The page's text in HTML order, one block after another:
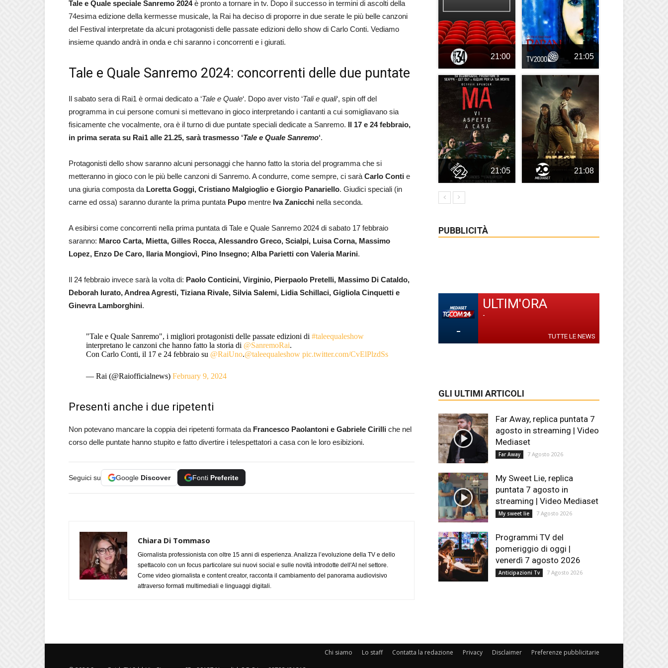
Tale e Quale speciale Sanremo 2024è pronto a tornare in tv. Dopo il successo in termini di ascolti della
74esima edizione della kermesse musicale, la Rai ha deciso di proporre in due serate le più belle canzoni
del Festival interpretate da alcuni protagonisti delle passate edizioni dello show di Carlo Conti. Vediamo
insieme quando andrà in onda e chi saranno i concorrenti e i giurati.
Tale e Quale Sanremo 2024: concorrenti delle due puntate
Il sabato sera di Rai1 è ormai dedicato a ‘Tale e Quale‘. Dopo aver visto ‘Tali e quali‘, spin off del
programma in cui persone comuni si mettevano in gioco interpretando i cantanti a cui somigliavano sia
fisicamente che vocalmente, ora è il turno di due puntate speciali dedicate a Sanremo. Il 17 e 24 febbraio,
in prima serata su Rai1 alle 21.25, sarà trasmesso ‘Tale e Quale Sanremo‘.
Protagonisti dello show saranno alcuni personaggi che hanno fatto la storia del programma che si
metteranno in gioco con le più belle canzoni di Sanremo. A condurre, come sempre, ci sarà Carlo Conti e
una giuria composta da Loretta Goggi, Cristiano Malgioglio e Giorgio Panariello. Giudici speciali (in
carne ed ossa) saranno durante la prima puntata Pupo mentre Iva Zanicchi nella seconda.
A esibirsi come concorrenti nella prima puntata di Tale e Quale Sanremo 2024 di sabato 17 febbraio
saranno: Marco Carta, Mietta, Gilles Rocca, Alessandro Greco, Scialpi, Luisa Corna, Massimo
Lopez, Enzo De Caro, Ilaria Mongiovì, Pino Insegno; Alba Parietti con Valeria Marini.
Il 24 febbraio invece sarà la volta di: Paolo Conticini, Virginio, Pierpaolo Pretelli, Massimo Di Cataldo,
Deborah Iurato, Andrea Agresti, Tiziana Rivale, Silvia Salemi, Lidia Schillaci, Gigliola Cinquetti e
Ginevra Lamborghini.
"Tale e Quale Sanremo", i migliori protagonisti delle passate edizioni di #taleequaleshow
interpretano le canzoni che hanno fatto la storia di @SanremoRai.
Con Carlo Conti, il 17 e 24 febbraio su @RaiUno.@taleequaleshow pic.twitter.com/CvElPlzdSs
— Rai (@Raiofficialnews) February 9, 2024
Presenti anche i due ripetenti
Non potevano mancare la coppia dei ripetenti formata da Francesco Paolantoni e Gabriele Cirilli che nel
corso delle puntate hanno stupito e fatto divertire i telespettatori a casa con le loro esibizioni.
Seguici su Google Discover Fonti Preferite
Chiara Di Tommaso
Giornalista professionista con oltre 15 anni di esperienza. Analizza l’evoluzione della TV e dello
spettacolo con un focus particolare sui nuovi social e sulle novità introdotte dell'AI nel settore.
Come video giornalista e content creator, racconta il cambiamento del panorama audiovisivo
attraverso formati multimediali e linguaggi digitali.
21:00 21:05
21:05 21:08
PUBBLICITÀ
-
ULTIM'ORA
-
TUTTE LE NEWS
GLI ULTIMI ARTICOLI
Far Away, replica puntata 7
agosto in streaming | Video
Mediaset
Far Away 7 Agosto 2026
My Sweet Lie, replica
puntata 7 agosto in
streaming | Video Mediaset
My sweet lie 7 Agosto 2026
Programmi TV del
pomeriggio di oggi |
venerdì 7 agosto 2026
Anticipazioni Tv 7 Agosto 2026
Chi siamo Lo staff Contatta la redazione Privacy Disclaimer Preferenze pubblicitarie